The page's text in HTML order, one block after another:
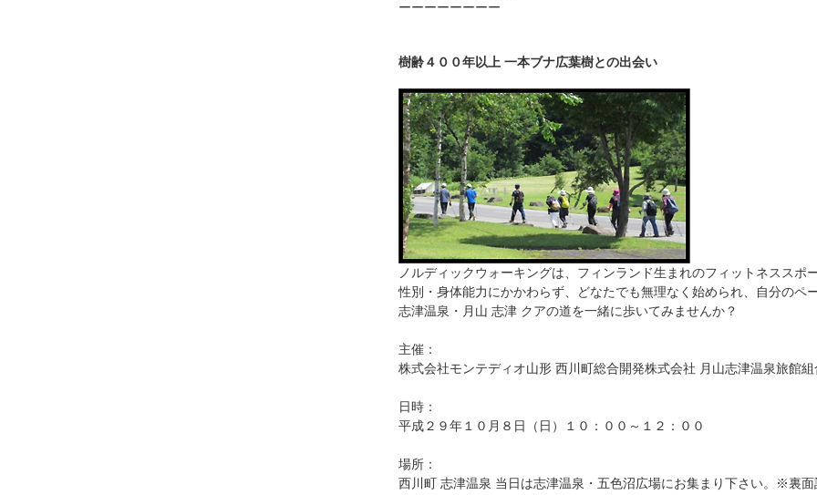
ーーーーーーーー
樹齢４００年以上 一本ブナ広葉樹との出会い
ノルディックウォーキングは、フィンランド生まれのフィットネススポ
性別・身体能力にかかわらず、どなたでも無理なく始められ、自分のペ
志津温泉・月山 志津 クアの道を一緒に歩いてみませんか？
主催：
株式会社モンテディオ山形 西川町総合開発株式会社 月山志津温泉旅館組
日時：
平成２９年１０月８日（日）１０：００～１２：００
場所：
西川町 志津温泉 当日は志津温泉・五色沼広場にお集まり下さい。※裏面